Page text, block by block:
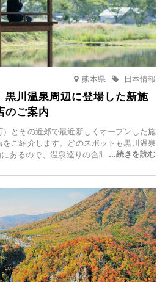
熊本県 日本情報
黒川温泉周辺に登場した新施
のご案内
とその近郊で最近新しくオープンした施
ご紹介します。どのスポットも黒川温泉
あるので、温泉巡りの合間に気軽に立ち
ンなど、多彩な魅力が満載です。黒川温
ックしてみてください。